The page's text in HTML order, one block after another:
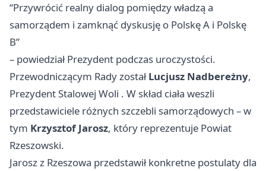
“Przywrócić realny dialog pomiędzy władzą a
samorządem i zamknąć dyskusję o Polskę A i Polskę
B”
– powiedział Prezydent podczas uroczystości.
Przewodniczącym Rady zostałLucjusz Nadbereżny,
PrezydentStalowej Woli . W skład ciała weszli
przedstawiciele różnych szczebli samorządowych – w
tym Krzysztof Jarosz, który reprezentuje Powiat
Rzeszowski.
Jarosz z Rzeszowa przedstawił konkretne postulaty dla